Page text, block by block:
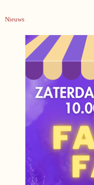
Nieuws